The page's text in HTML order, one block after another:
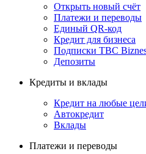
Открыть новый счёт
Платежи и переводы
Единый QR-код
Кредит для бизнеса
Подписки TBC
Депозиты
Кредиты и вклады
Кредит на любые
Автокредит
Вклады
Платежи и переводы